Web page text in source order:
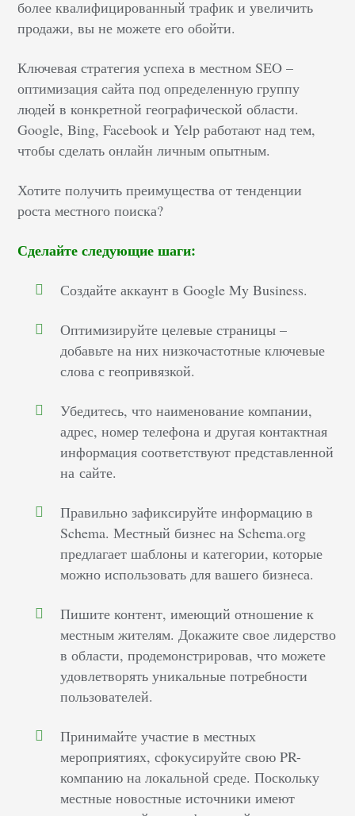
более квалифицированный трафик и увеличить
продажи, вы не можете его обойти.
Ключевая стратегия успеха в местном SEO –
оптимизация сайта под определенную группу
людей в конкретной географической области.
Google, Bing, Facebook и Yelp работают над тем,
чтобы сделать онлайн личным опытным.
Хотите получить преимущества от тенденции
роста местного поиска?
Сделайте следующие шаги:
Создайте аккаунт в Google My Business.
Оптимизируйте целевые страницы –
добавьте на них низкочастотные ключевые
слова с геопривязкой.
Убедитесь, что наименование компании,
адрес, номер телефона и другая контактная
информация соответствуют представленной
на сайте.
Правильно зафиксируйте информацию в
Schema. Местный бизнес на Schema.org
предлагает шаблоны и категории, которые
можно использовать для вашего бизнеса.
Пишите контент, имеющий отношение к
местным жителям. Докажите свое лидерство
в области, продемонстрировав, что можете
удовлетворять уникальные потребности
пользователей.
Принимайте участие в местных
мероприятиях, сфокусируйте свою PR-
компанию на локальной среде. Поскольку
местные новостные источники имеют